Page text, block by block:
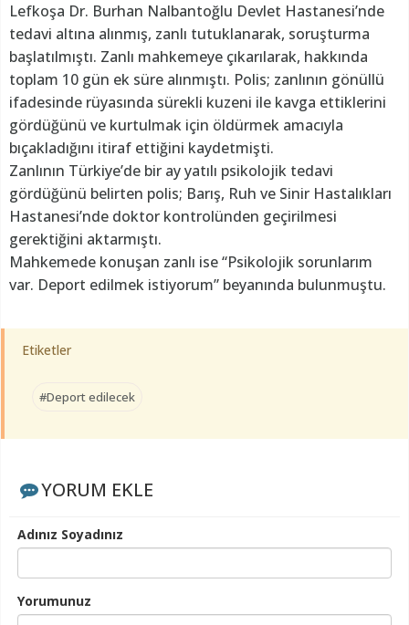
Lefkoşa Dr. Burhan Nalbantoğlu Devlet Hastanesi’nde
tedavi altına alınmış, zanlı tutuklanarak, soruşturma
başlatılmıştı. Zanlı mahkemeye çıkarılarak, hakkında
toplam 10 gün ek süre alınmıştı. Polis; zanlının gönüllü
ifadesinde rüyasında sürekli kuzeni ile kavga ettiklerini
gördüğünü ve kurtulmak için öldürmek amacıyla
bıçakladığını itiraf ettiğini kaydetmişti.
Zanlının Türkiye’de bir ay yatılı psikolojik tedavi
gördüğünü belirten polis; Barış, Ruh ve Sinir Hastalıkları
Hastanesi’nde doktor kontrolünden geçirilmesi
gerektiğini aktarmıştı.
Mahkemede konuşan zanlı ise “Psikolojik sorunlarım
var. Deport edilmek istiyorum” beyanında bulunmuştu.
Etiketler
#Deport edilecek
YORUM EKLE
Adınız Soyadınız
Yorumunuz